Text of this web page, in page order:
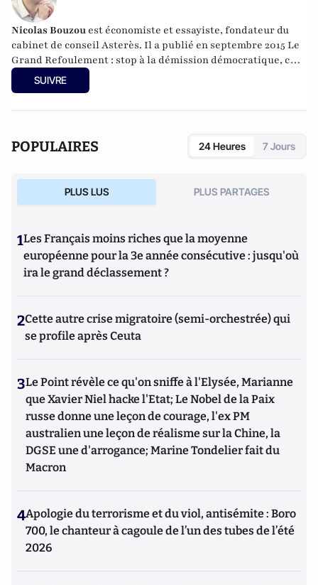
Nicolas Bouzou est économiste et essayiste, fondateur du
cabinet de conseil Asterès. Il a publié en septembre 2015 Le
Grand Refoulement : stop à la démission démocratique, chez
Plon. Il enseigne à l'Université de Paris II Assas et est le
fondateur du Cercle de Bélem qui regroupe des intellectuels
SUIVRE
POPULAIRES 24 Heures 7 Jours
PLUS LUS PLUS PARTAGES
1Les Français moins riches que la moyenne
européenne pour la 3e année consécutive : jusqu'où
ira le grand déclassement ?
2Cette autre crise migratoire (semi-orchestrée) qui
se profile après Ceuta
3Le Point révèle ce qu'on sniffe à l'Elysée, Marianne
que Xavier Niel hacke l'Etat; Le Nobel de la Paix
russe donne une leçon de courage, l'ex PM
australien une leçon de réalisme sur la Chine, la
DGSE une d'arrogance; Marine Tondelier fait du
Macron
4Apologie du terrorisme et du viol, antisémite : Boro
700, le chanteur à cagoule de l’un des tubes de l’été
2026